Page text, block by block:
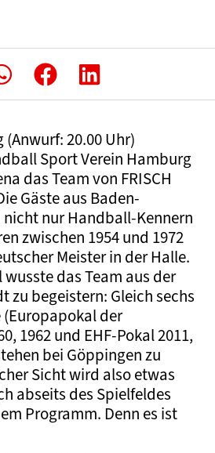
20.00 Uhr)
Sport Verein Hamburg
das Team von FRISCH
Gäste aus Baden-
nur Handball-Kennern
zwischen 1954 und 1972
Meister in der Halle.
das Team aus der
zu begeistern: Gleich sechs
der
1962 und EHF-Pokal 2011,
bei Göppingen zu
Sicht wird also etwas
abseits des Spielfeldes
Programm. Denn es ist